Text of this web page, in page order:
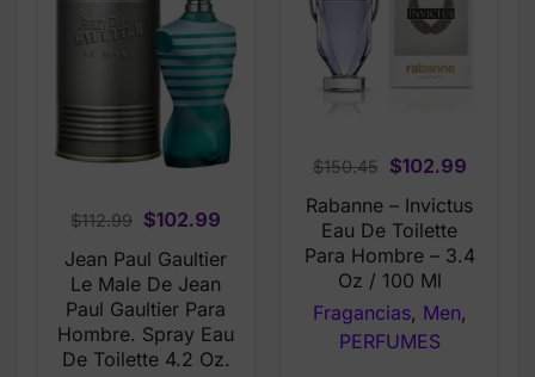
$112.99 Original
price
was:
$112.99.
$102.99
$102.99.
Jean Paul Gaultier
Le Male De Jean
Paul Gaultier Para
Hombre. Spray Eau
De Toilette 4.2 Oz.
$150.45
Original
price
was:
$150.45.
$102.99
Rabanne – Invictus
Eau De Toilette
Para Hombre – 3.4
Oz / 100 Ml
Fragancias, Men,
PERFUMES